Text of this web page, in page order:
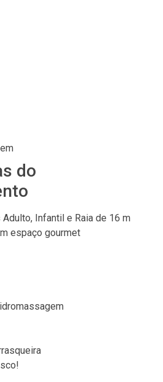
do
Infantil e Raia de 16 m
espaço gourmet